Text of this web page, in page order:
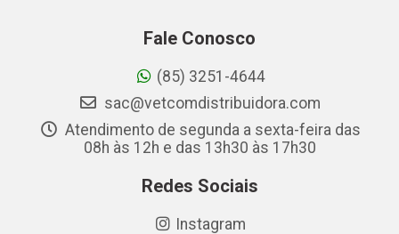
Fale Conosco
(85) 3251-4644
sac@vetcomdistribuidora.com
Atendimento de segunda a sexta-feira das
08h às 12h e das 13h30 às 17h30
Redes Sociais
Instagram